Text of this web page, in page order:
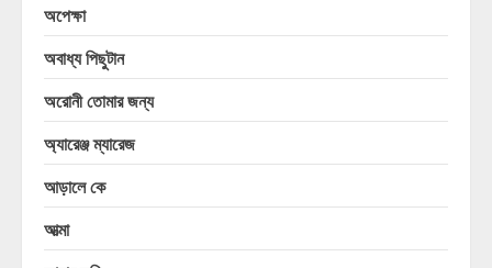
অপেক্ষা
অবাধ্য পিছুটান
অরোনী তোমার জন্য
অ্যারেঞ্জ ম্যারেজ
আড়ালে কে
আত্মা